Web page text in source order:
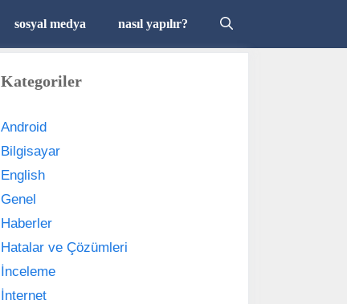
sosyal medya nasıl yapılır?
Kategoriler
Android
Bilgisayar
English
Genel
Haberler
Hatalar ve Çözümleri
İnceleme
İnternet